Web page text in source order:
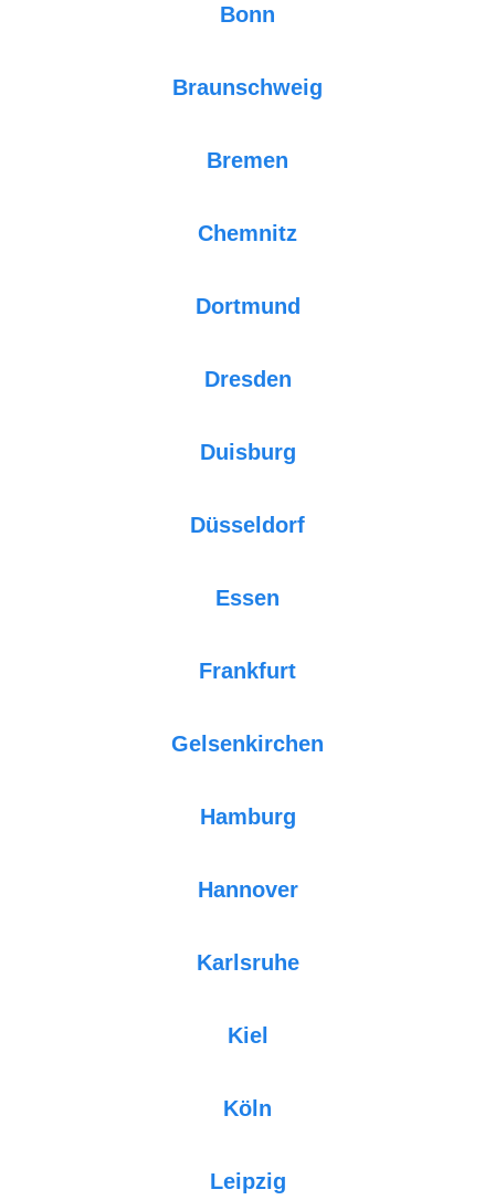
Bonn
Braunschweig
Bremen
Chemnitz
Dortmund
Dresden
Duisburg
Düsseldorf
Essen
Frankfurt
Gelsenkirchen
Hamburg
Hannover
Karlsruhe
Kiel
Köln
Leipzig